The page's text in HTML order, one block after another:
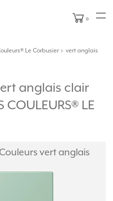
0
Le Corbusier vert anglais
anglais clair
COULEURS® LE
vert anglais